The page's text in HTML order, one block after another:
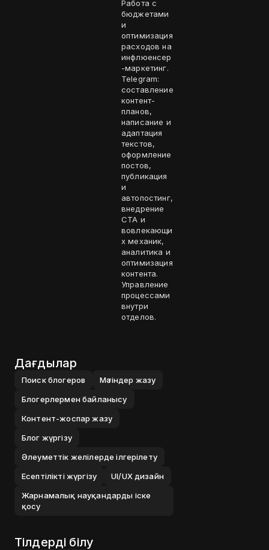
Работа с
бюджетами
и
оптимизация
расходов на
инфлюенсер
-маркетинг.
Telegram:
составление
контент-
планов,
написание и
адаптация
текстов,
оформление
постов,
публикация
и
автопостинг,
внедрение
CTA и
вовлекающи
х механик,
аналитика и
оптимизация
контента.
Управление
процессами
внутри
отделов.
Дағдылар
Поиск блогеров
Мәтіндер жазу
Блогерлермен байланысу
Контент-жоспар жазу
Блог жүргізу
Әлеуметтік желілерде ілгерілету
Есептілікті жүргізу
UI/UX дизайн
Жарнамалық науқандарды іске
қосу
Тілдерді білу